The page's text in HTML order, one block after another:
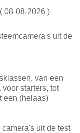
08-08-2026 )
uit de
van een
starters, tot
een (helaas)
uit de test